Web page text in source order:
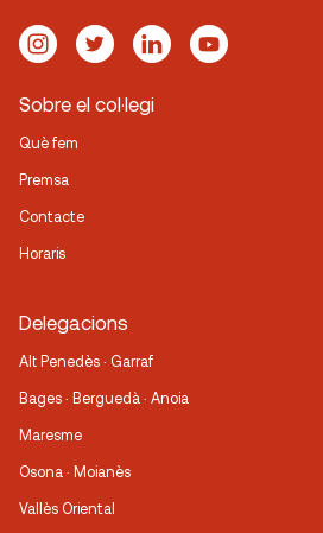
Sobre el col·legi
Què fem
Premsa
Contacte
Horaris
Delegacions
Alt Penedès · Garraf
Bages · Berguedà · Anoia
Maresme
Osona · Moianès
Vallès Oriental